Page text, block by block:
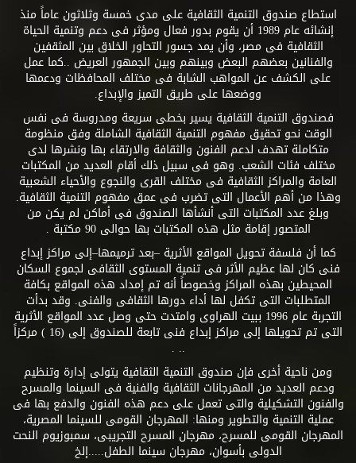
نبض الحياة
ووجودها أى
خلودها.
استطاع صندوق التنمية الثقافية على مدى خمسة وثلاثون عاماً منذ
إنشائه عام 1989 أن يقوم بدور فعال ومؤثر فى دعم وتنمية الحياة
الثقافية فى مصر، وأن يمد جسور التحاور الخلاق بين المثقفين
والفنانين بعضهم البعض وبينهم وبين الجمهور العريض ..كما عمل
على الكشف عن المواهب الشابة فى مختلف المحافظات ودعمها
ووضعها على طريق التميز والإبداع.
فصندوق التنمية الثقافية يسير بخطى سريعة ومدروسة فى نفس
الوقت نحو تحقيق مفهوم التنمية الثقافية الشاملة وفق منظومة
متكاملة تهدف لدعم الفنون والثقافة والارتقاء بها ونشرها لدى
مختلف فئات الشعب. وهو فى سبيل ذلك أقام العديد من المكتبات
العامة والمراكز الثقافية فى مختلف القرى والنجوع والأحياء الشعبية
وهذا من أهم الأعمال التى تضرب فى عمق مفهوم التنمية الثقافية.
وبلغ عدد المكتبات التى أنشأها الصندوق فى أماكن لم يكن من
المتصور إقامة مثل هذه المكتبات بها حوالى 90 مكتبة .
كما أن فلسفة تحويل المواقع الأثرية –بعد ترميمها–إلى مراكز إبداع
فنى كان لها عظيم الأثر فى تنمية المستوى الثقافى لجموع السكان
المحيطين بهذه المراكز وخصوصاً أنه تم إمداد هذه المواقع بكافة
المتطلبات التى تكفل لها أداء دورها الثقافى والفنى. وقد بدأت
التجربة عام 1996 ببيت الهراوى وامتدت حتى وصل عدد المواقع الأثرية
التى تم تحويلها إلى مراكز إبداع فنى تابعة للصندوق إلى (16 ) مركزاً
.. .
ومن ناحية أخرى فإن صندوق التنمية الثقافية يتولى إدارة وتنظيم
ودعم العديد من المهرجانات الثقافية والفنية فى السينما والمسرح
والفنون التشكيلية والتى تعمل على دعم هذه الفنون والدفع بها فى
عملية التنمية والتطوير ومنها: المهرجان القومى للسينما المصرية،
المهرجان القومى للمسرح، مهرجان المسرح التجريبى، سمبوزيوم النحت
الدولى بأسوان، مهرجان سينما الطفل.....إلخ